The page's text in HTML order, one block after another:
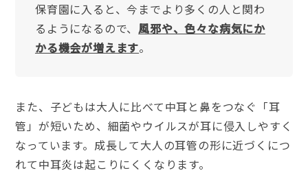
保育園に入ると、今までより多くの人と関わ
るようになるので、風邪や、色々な病気にか
かる機会が増えます。
また、子どもは大人に比べて中耳と鼻をつなぐ「耳
管」が短いため、細菌やウイルスが耳に侵入しやすく
なっています。成長して大人の耳管の形に近づくにつ
れて中耳炎は起こりにくくなります。